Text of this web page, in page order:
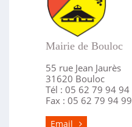
Mairie de Bouloc
55 rue Jean Jaurès
31620 Bouloc
Tél : 05 62 79 94 94
Fax : 05 62 79 94 99
Email